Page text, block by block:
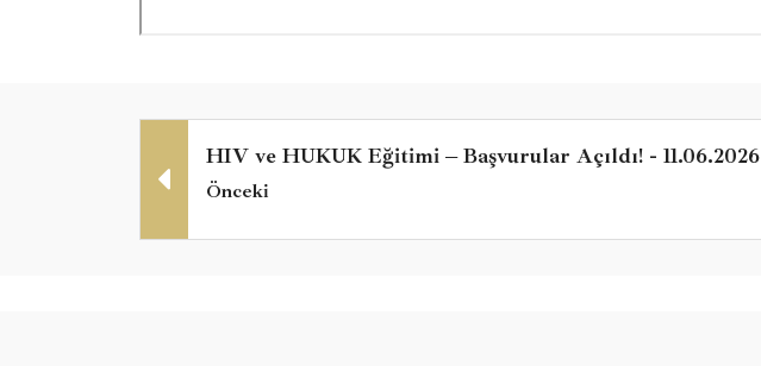
HIV ve HUKUK Eğitimi – Başvurular Açıldı! - 11.06.2026
Önceki